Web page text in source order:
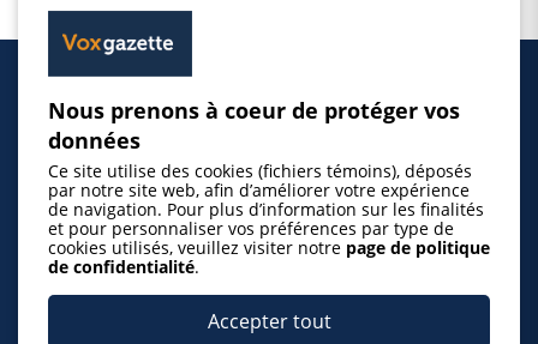
Inscrire un événement
© 2026 Gazette de la Mauricie. Tous droits
Nous prenons à coeur de protéger vos
données
Ce site utilise des cookies (fichiers témoins), déposés
par notre site web, afin d’améliorer votre expérience
de navigation. Pour plus d’information sur les finalités
et pour personnaliser vos préférences par type de
cookies utilisés, veuillez visiter notre page de politique
de confidentialité.
Accepter tout